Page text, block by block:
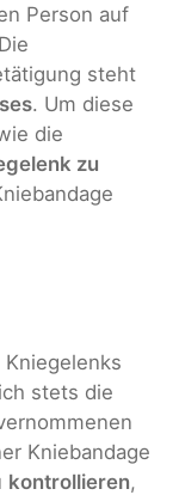
Person auf
steht
. Um diese
die
zu
Kniegelenks
stets die
Kniebandage
kontrollieren,